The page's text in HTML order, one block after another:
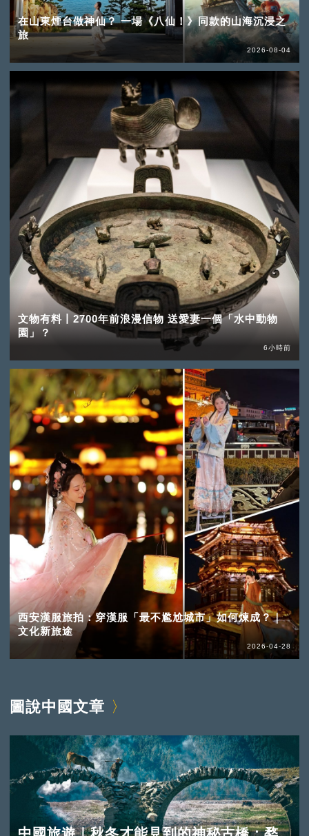
在山東煙台做神仙？ 一場《八仙！》同款的山海沉浸之
旅
2026-08-04
文物有料丨2700年前浪漫信物 送愛妻一個「水中動物
園」？
6小時前
西安漢服旅拍：穿漢服「最不尷尬城市」如何煉成？｜
文化新旅途
2026-04-28
圖說中國文章